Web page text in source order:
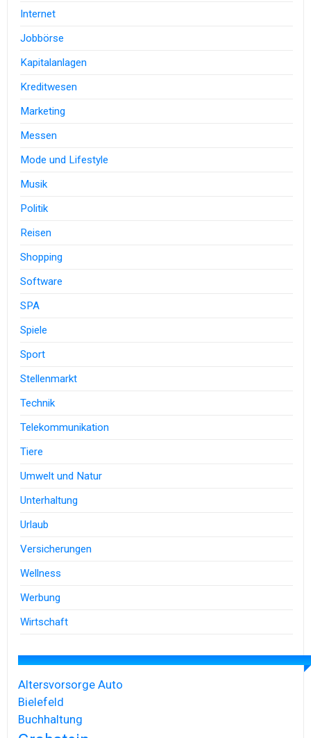
Internet
Jobbörse
Kapitalanlagen
Kreditwesen
Marketing
Messen
Mode und Lifestyle
Musik
Politik
Reisen
Shopping
Software
SPA
Spiele
Sport
Stellenmarkt
Technik
Telekommunikation
Tiere
Umwelt und Natur
Unterhaltung
Urlaub
Versicherungen
Wellness
Werbung
Wirtschaft
Altersvorsorge Auto
Bielefeld
Buchhaltung